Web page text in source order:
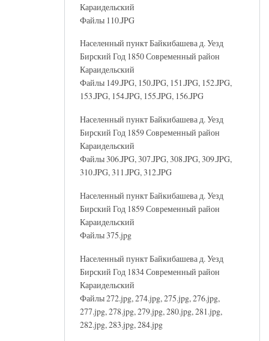
Караидельский
Файлы 110.JPG
Населенный пункт Байкибашева д. Уезд
Бирский Год 1850 Современный район
Караидельский
Файлы 149.JPG, 150.JPG, 151.JPG, 152.JPG,
153.JPG, 154.JPG, 155.JPG, 156.JPG
Населенный пункт Байкибашева д. Уезд
Бирский Год 1859 Современный район
Караидельский
Файлы 306.JPG, 307.JPG, 308.JPG, 309.JPG,
310.JPG, 311.JPG, 312.JPG
Населенный пункт Байкибашева д. Уезд
Бирский Год 1859 Современный район
Караидельский
Файлы 375.jpg
Населенный пункт Байкибашева д. Уезд
Бирский Год 1834 Современный район
Караидельский
Файлы 272.jpg, 274.jpg, 275.jpg, 276.jpg,
277.jpg, 278.jpg, 279.jpg, 280.jpg, 281.jpg,
282.jpg, 283.jpg, 284.jpg